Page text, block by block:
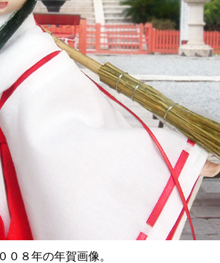
０８年の年賀画像。